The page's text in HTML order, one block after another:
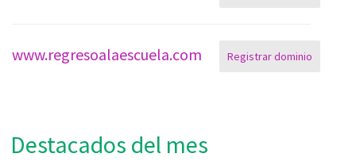
www.regresoalaescuela.com Registrar dominio
Destacados del mes